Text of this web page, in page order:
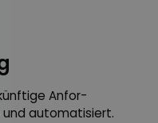
Anfor­
automatisiert.